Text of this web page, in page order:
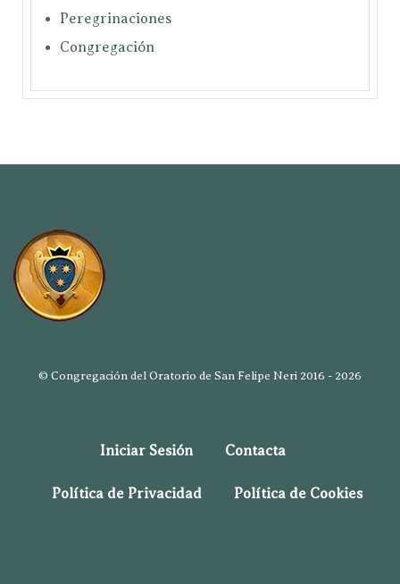
Peregrinaciones
Congregación
© Congregación del Oratorio de San Felipe Neri 2016 - 2026
Iniciar Sesión Contacta
Política de Privacidad Política de Cookies